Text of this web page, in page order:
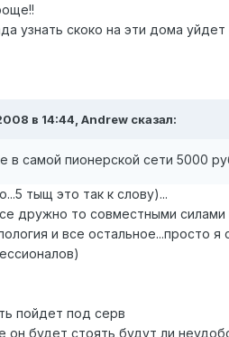
узнать скоко на эти дома
в 14:44, Andrеw сказал:
в самой пионерской сети 5000
тыщ это так к слову)...
дружно то совместными силами
и все остальное...просто
пойдет под серв
он будет стоять,будут ли